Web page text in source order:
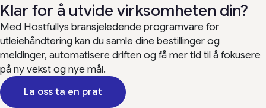
Klar for å utvide virksomheten din?
Med Hostfullys bransjeledende programvare for
utleiehåndtering kan du samle dine bestillinger og
meldinger, automatisere driften og få mer tid til å fokusere
på ny vekst og nye mål.
La oss ta en prat